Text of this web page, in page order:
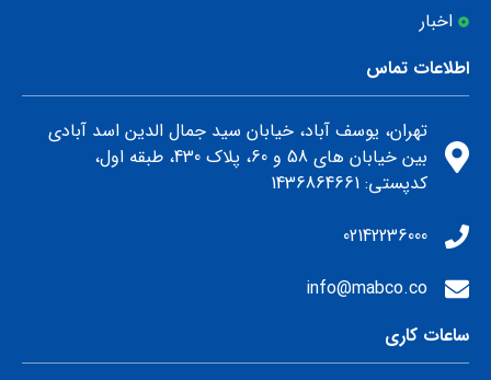
اخبار
اطلاعات تماس
تهران، یوسف آباد، خیابان سید جمال الدین اسد آبادی
بین خیابان های 58 و 60، پلاک 430، طبقه اول،
كدپستي: 1436864661
02142236000
info@mabco.co
ساعات کاری